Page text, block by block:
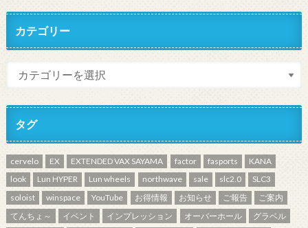
カテゴリー
タグ
cervelo EX EXTENDED VAX SAYAMA factor fasports
KANA
look
Lun HYPER Lun wheels northwave sale slc2.0
SLC3
soloist
winspace YouTube お得情報 お知らせ ご報告
ご案内
てんちょ～
イベント インプレッション オーバーホール
グラベル